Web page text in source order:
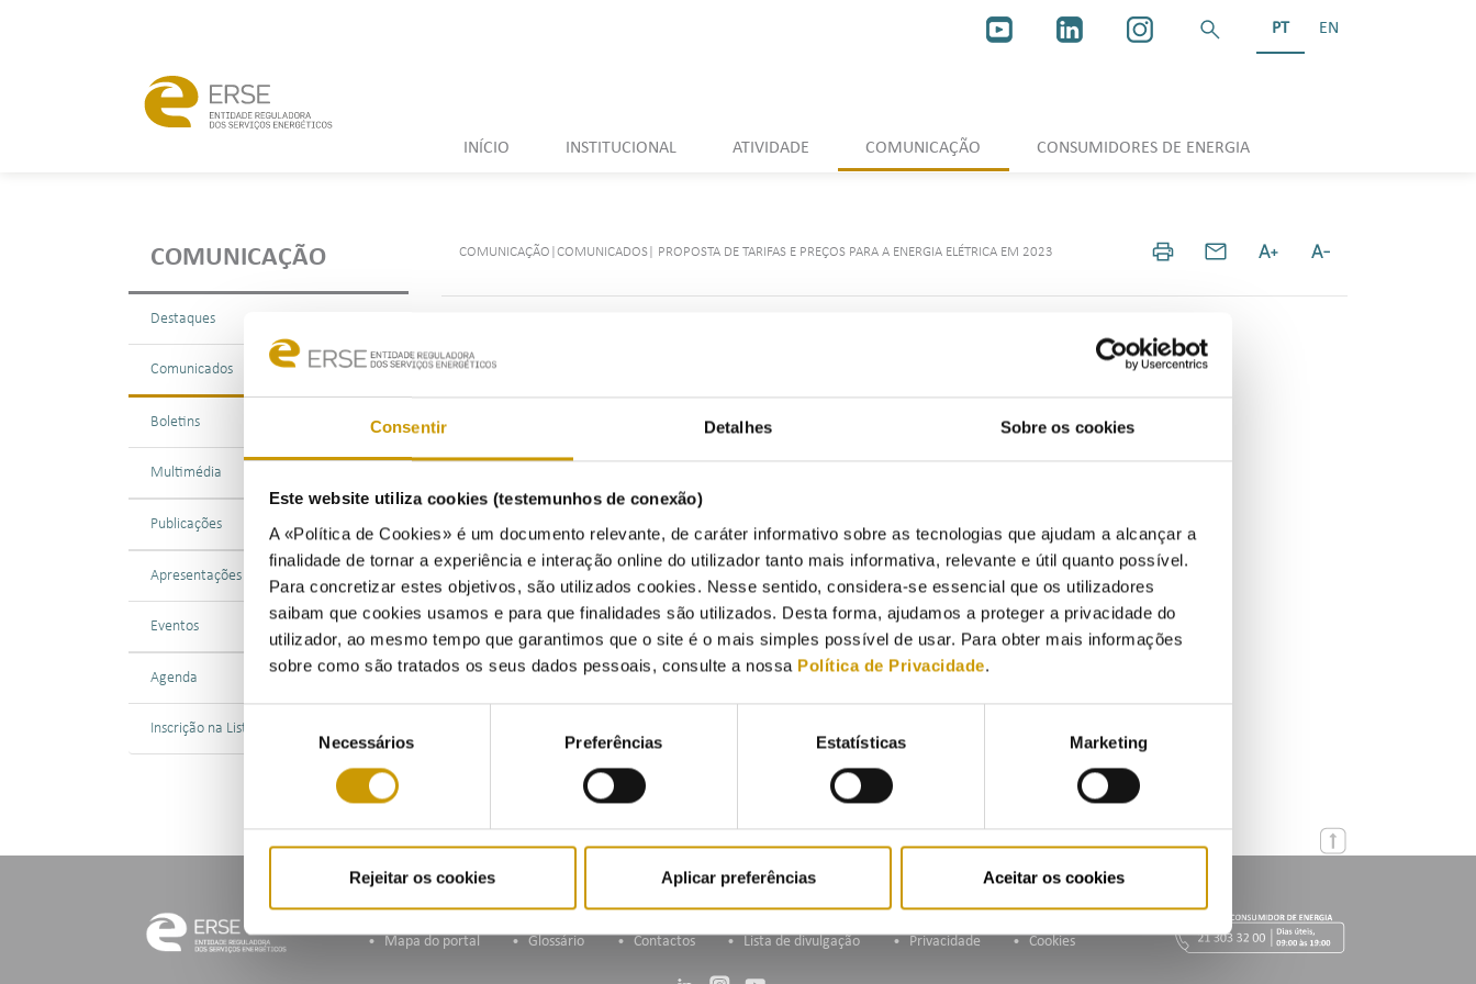
Consentir Detalhes Sobre os cookies
Este website utiliza cookies (testemunhos de conexão)
A «Política de Cookies» é um documento relevante, de caráter informativo sobre as tecnologias que ajudam a alcançar a
finalidade de tornar a experiência e interação online do utilizador tanto mais informativa, relevante e útil quanto possível.
Para concretizar estes objetivos, são utilizados cookies. Nesse sentido, considera-se essencial que os utilizadores
saibam que cookies usamos e para que finalidades são utilizados. Desta forma, ajudamos a proteger a privacidade do
utilizador, ao mesmo tempo que garantimos que o site é o mais simples possível de usar. Para obter mais informações
sobre como são tratados os seus dados pessoais, consulte a nossa Política de Privacidade.
consentimento
Necessários Preferências Estatísticas Marketing
Rejeitar os cookies Aplicar preferências Aceitar os cookies
PT EN
INÍCIO INSTITUCIONAL ATIVIDADE COMUNICAÇÃO CONSUMIDORES DE ENERGIA
COMUNICAÇÃO
Destaques
Comunicados
Boletins
Multimédia
Publicações
Apresentações
Eventos
Agenda
Inscrição na Lista de Divulgação
COMUNICAÇÃO COMUNICADOS PROPOSTA DE TARIFAS E PREÇOS PARA A ENERGIA ELÉTRICA EM 2023
Mapa do portal Glossário Contactos Lista de divulgação Privacidade Cookies